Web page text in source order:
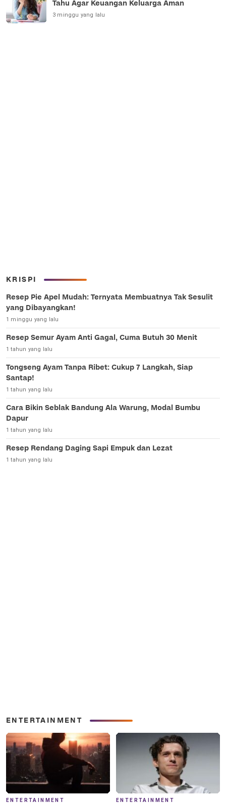
Tahu Agar Keuangan Keluarga Aman
3 minggu yang lalu
KRISPI
Resep Pie Apel Mudah: Ternyata Membuatnya Tak Sesulit
yang Dibayangkan!
1 minggu yang lalu
Resep Semur Ayam Anti Gagal, Cuma Butuh 30 Menit
1 tahun yang lalu
Tongseng Ayam Tanpa Ribet: Cukup 7 Langkah, Siap
Santap!
1 tahun yang lalu
Cara Bikin Seblak Bandung Ala Warung, Modal Bumbu
Dapur
1 tahun yang lalu
Resep Rendang Daging Sapi Empuk dan Lezat
1 tahun yang lalu
ENTERTAINMENT
ENTERTAINMENT ENTERTAINMENT